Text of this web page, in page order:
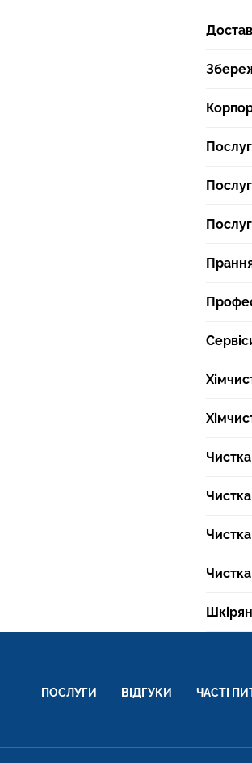
ПОСЛУГИ ВІДГУКИ ЧАСТІ